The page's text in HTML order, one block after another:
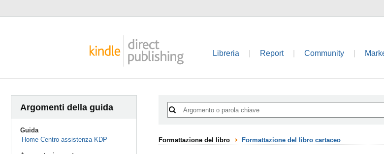
Libreria Report Community
Argomenti della guida
Guida
Home Centro assistenza KDP
Formattazione del libro Formattazione del libro cartaceo